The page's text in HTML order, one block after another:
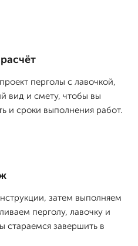
перголы с лавочкой,
вид и смету, чтобы вы
и сроки выполнения работ.
затем выполняем
перголу, лавочку и
стараемся завершить в